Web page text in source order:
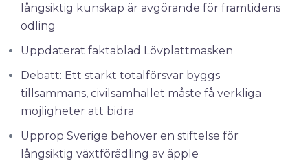
långsiktig kunskap är avgörande för framtidens
odling
Uppdaterat faktablad Lövplattmasken
Debatt: Ett starkt totalförsvar byggs
tillsammans, civilsamhället måste få verkliga
möjligheter att bidra
Upprop Sverige behöver en stiftelse för
långsiktig växtförädling av äpple